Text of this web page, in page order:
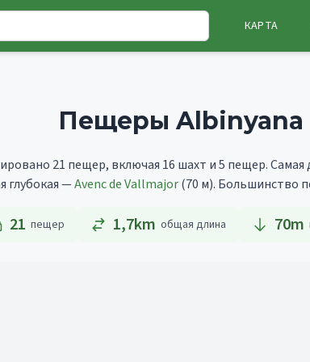
КАРТА
Пещеры Albinyana
21 пещер, включая 16 шахт и 5 пещер.Самая
глубокая —Avenc de Vallmajor(70 м). Большинство
21 пещер 1,7km общая длина 70m